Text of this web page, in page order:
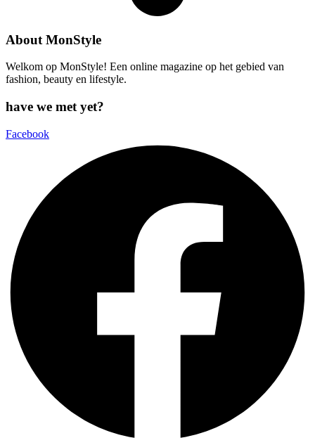
About MonStyle
Welkom op MonStyle! Een online magazine op het gebied van
fashion, beauty en lifestyle.
have we met yet?
Facebook